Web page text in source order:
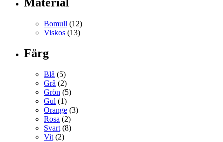
Bomull (12)
Viskos (13)
Färg
Blå (5)
Grå (2)
Grön (5)
Gul (1)
Orange (3)
Rosa (2)
Svart (8)
Vit (2)